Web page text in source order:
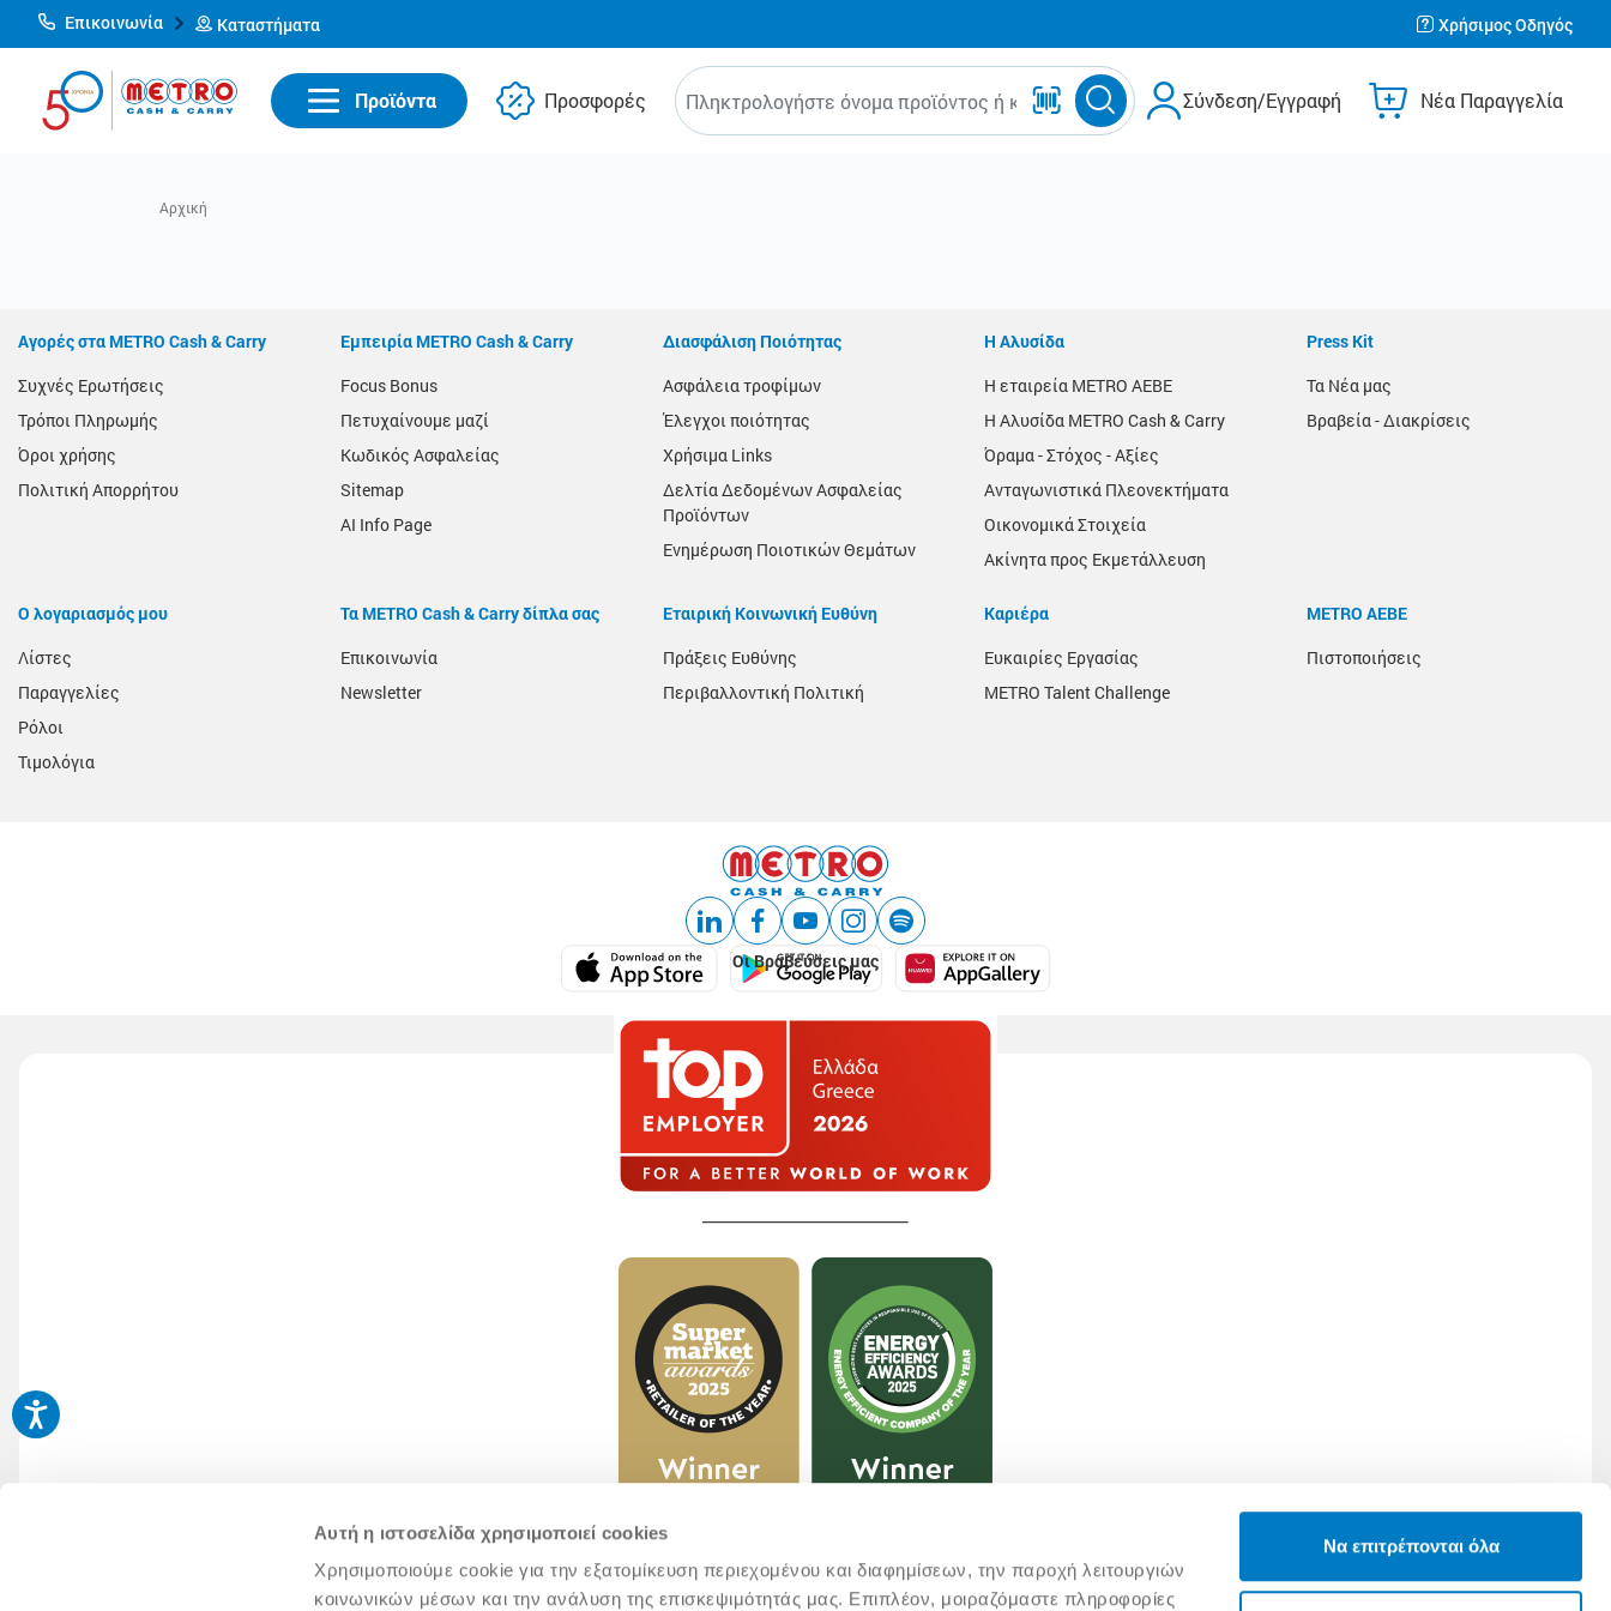
Αυτή η ιστοσελίδα χρησιμοποιεί cookies
Χρησιμοποιούμε cookie για την εξατομίκευση περιεχομένου και διαφημίσεων, την παροχή λειτουργιών
κοινωνικών μέσων και την ανάλυση της επισκεψιμότητάς μας. Επιπλέον, μοιραζόμαστε πληροφορίες
Να επιτρέπονται όλα
Επικοινωνία Καταστήματα Χρήσιμος Οδηγός
Προϊόντα Προσφορές Σύνδεση/Εγγραφή Νέα Παραγγελία
Αγορές στα METRO Cash & Carry
Συχνές Ερωτήσεις
Τρόποι Πληρωμής
Όροι χρήσης
Πολιτική Απορρήτου
Εμπειρία METRO Cash & Carry
Focus Bonus
Πετυχαίνουμε μαζί
Κωδικός Ασφαλείας
Sitemap
AI Info Page
Διασφάλιση Ποιότητας
Ασφάλεια τροφίμων
Έλεγχοι ποιότητας
Χρήσιμα Links
Δελτία Δεδομένων Ασφαλείας
Προϊόντων
Ενημέρωση Ποιοτικών Θεμάτων
Η Αλυσίδα
Η εταιρεία METRO AEBE
Η Αλυσίδα METRO Cash & Carry
Όραμα - Στόχος - Αξίες
Ανταγωνιστικά Πλεονεκτήματα
Οικονομικά Στοιχεία
Ακίνητα προς Εκμετάλλευση
Press Kit
Τα Νέα μας
Βραβεία - Διακρίσεις
Ο λογαριασμός μου
Λίστες
Παραγγελίες
Ρόλοι
Τιμολόγια
Τα METRO Cash & Carry δίπλα σας
Επικοινωνία
Newsletter
Εταιρική Κοινωνική Ευθύνη
Πράξεις Ευθύνης
Περιβαλλοντική Πολιτική
Καριέρα
Ευκαιρίες Εργασίας
METRO Talent Challenge
METRO ΑΕΒΕ
Πιστοποιήσεις
Οι Βραβεύσεις μας